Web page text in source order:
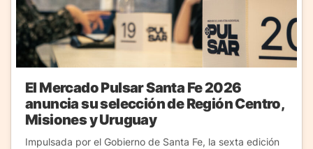
El Mercado Pulsar Santa Fe 2026
anuncia su selección de Región Centro,
Misiones y Uruguay
Impulsada por el Gobierno de Santa Fe, la sexta edición